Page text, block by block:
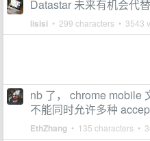
Datastar 未来有机会代
lisisi • 299 characters • 3543
nb 了， chrome mobile
不能同时允许多种
EthZhang • 135 characters •